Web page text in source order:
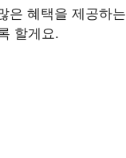
은 혜택을 제공하는
할게요.